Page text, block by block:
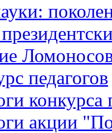
педагогов
конкурса
акции